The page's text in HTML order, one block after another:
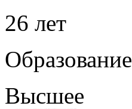
26 лет
Образование
Высшее